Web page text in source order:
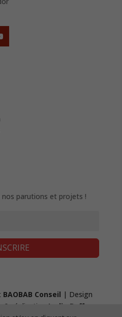
nos parutions et projets !
BAOBAB Conseil | Design
& réalisation Lydie Boffy